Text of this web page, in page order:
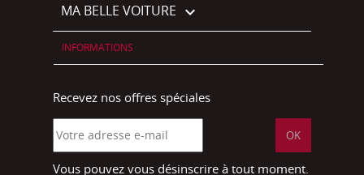
MA BELLE VOITURE 
INFORMATIONS
Recevez nos offres spéciales
Vous pouvez vous désinscrire à tout moment.